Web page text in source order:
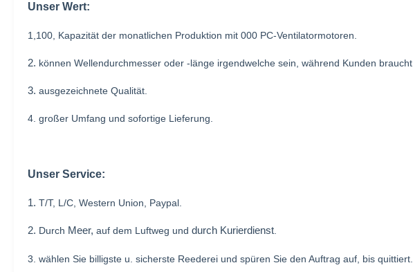
Unser Wert:
1,100, Kapazität der monatlichen Produktion mit 000 PC-Ventilatormotoren.
2. können Wellendurchmesser oder -länge irgendwelche sein, während Kunden braucht.
3. ausgezeichnete Qualität.
4. großer Umfang und sofortige Lieferung.
Unser Service:
1. T/T, L/C, Western Union, Paypal.
2. Durch Meer, auf dem Luftweg und durch Kurierdienst
3. wählen Sie billigste u. sicherste Reederei und spüren Sie den Auftrag auf, bis quittiert.